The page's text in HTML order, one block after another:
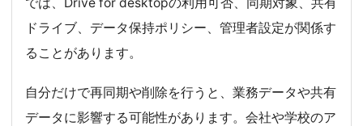
ドライブ、データ保持ポリシー、管理者設定が関係す
ることがあります。
自分だけで再同期や削除を行うと、業務データや共有
データに影響する可能性があります。会社や学校のア